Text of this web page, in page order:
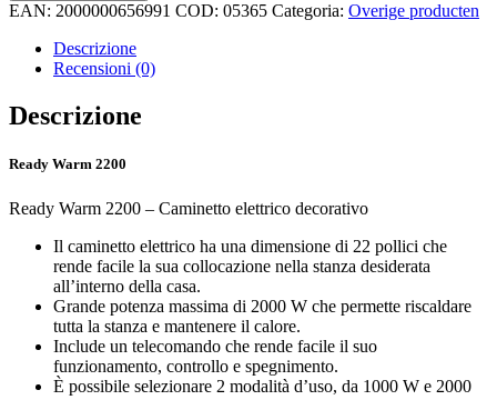
EAN: 2000000656991 COD: 05365 Categoria: Overige producten
Descrizione
Recensioni (0)
Descrizione
Ready Warm 2200
Ready Warm 2200 – Caminetto elettrico decorativo
Il caminetto elettrico ha una dimensione di 22 pollici che
rende facile la sua collocazione nella stanza desiderata
all’interno della casa.
Grande potenza massima di 2000 W che permette riscaldare
tutta la stanza e mantenere il calore.
Include un telecomando che rende facile il suo
funzionamento, controllo e spegnimento.
È possibile selezionare 2 modalità d’uso, da 1000 W e 2000